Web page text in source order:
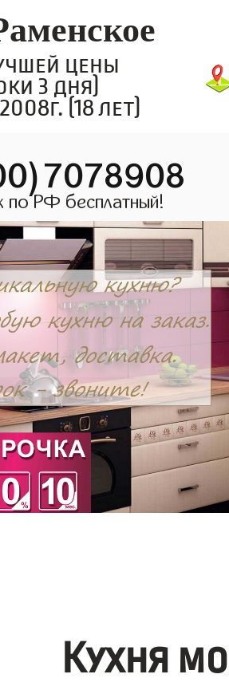
цены
3 дня)
(18 лет)
по РФ бесплатный!
Кухня